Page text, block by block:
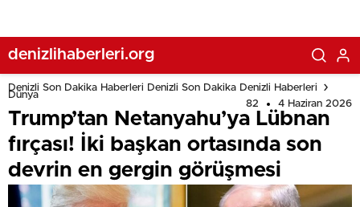
denizlihaberleri.org
Denizli Son Dakika Haberleri Denizli Son Dakika Denizli Haberleri
Dünya
82
4 Haziran 2026
Trump’tan Netanyahu’ya Lübnan
fırçası! İki başkan ortasında son
devrin en gergin görüşmesi